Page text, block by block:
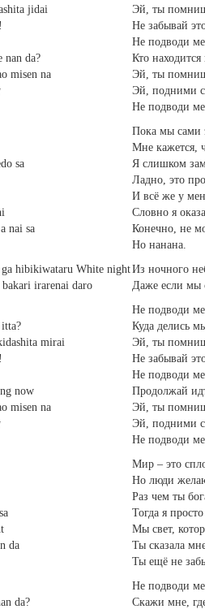
jidai
nan da?
misen na
sa
nai sa
ga hibikiwataru White night
irarenai daro
mirai
now
misen na
da
da?
Эй, ты
Не забывай
Не подводи
Кто находится
Эй, ты
Эй, подними
Не подводи
Пока мы сами
Мне кажется,
Я слишком
Ладно, это
И всё же у
Словно я
Конечно, не
Но нанана.
Из ночного
Даже если мы
Не подводи
Куда делись
Эй, ты
Не забывай
Не подводи
Продолжай
Эй, ты
Эй, подними
Не подводи
Мир – это
Но люди
Раз чем ты
Тогда я
Мы свет,
Ты сказала
Ты ещё не
Не подводи
Скажи мне,